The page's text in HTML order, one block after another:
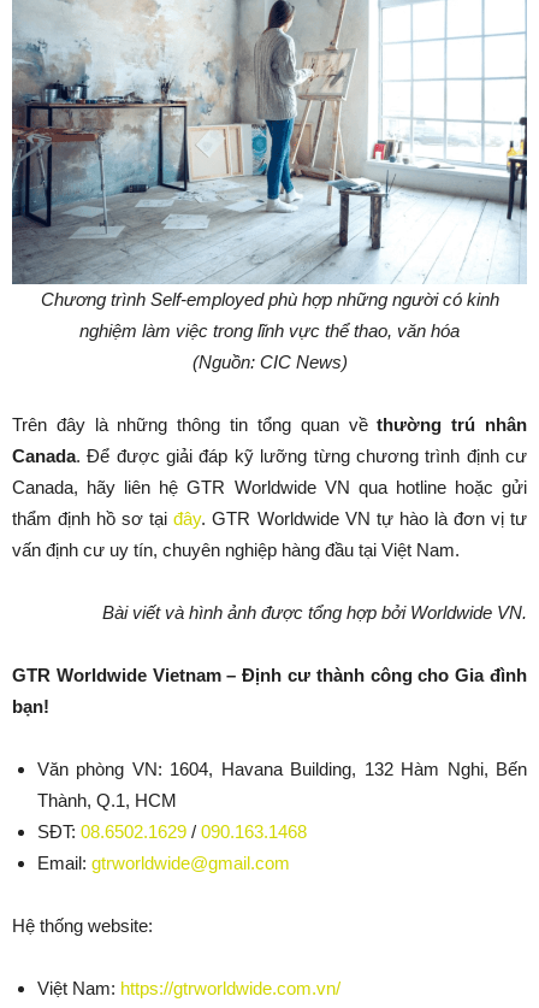
Chương trình Self-employed phù hợp những người có kinh
nghiệm làm việc trong lĩnh vực thể thao, văn hóa
(Nguồn: CIC News)
Trên đây là những thông tin tổng quan vềthường trú nhân
Canada. Để được giải đáp kỹ lưỡng từng chương trình định cư
Canada, hãy liên hệ GTR Worldwide VN qua hotline hoặc gửi
thẩm định hồ sơ tạiđây. GTR Worldwide VN tự hào là đơn vị tư
vấn định cư uy tín, chuyên nghiệp hàng đầu tại Việt Nam.
Bài viết và hình ảnh được tổng hợp bởi Worldwide VN.
GTR Worldwide Vietnam – Định cư thành công cho Gia đình
bạn!
Văn phòng VN: 1604, Havana Building, 132 Hàm Nghi, Bến
Thành, Q.1, HCM
SĐT: 08.6502.1629 / 090.163.1468
Email: gtrworldwide@gmail.com
Hệ thống website:
Việt Nam: https://gtrworldwide.com.vn/